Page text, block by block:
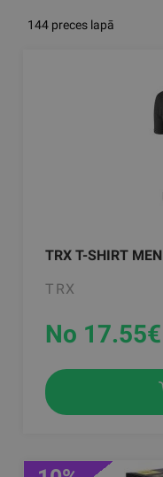
144 preces lapā
TRX T-SHIRT MEN
TRX
No 17.55€